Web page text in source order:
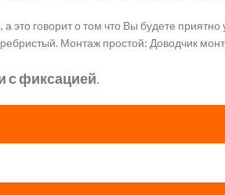
а это говорит о том что Вы будете
Монтаж простой: Доводчик
с фиксацией.